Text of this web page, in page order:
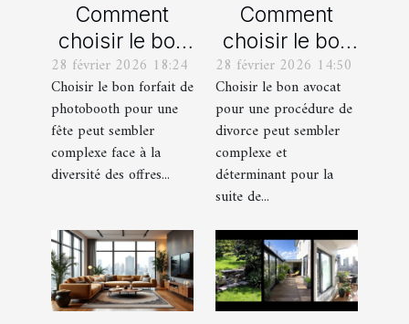
Comment
choisir le bon
forfait de
photobooth
pour votre fête
28 février 2026 18:24
Choisir le bon forfait de
photobooth pour une
fête peut sembler
complexe face à la
diversité des offres...
Comment
choisir le bon
avocat pour
votre
procédure de
divorce ?
28 février 2026 14:50
Choisir le bon avocat
pour une procédure de
divorce peut sembler
complexe et
déterminant pour la
suite de...